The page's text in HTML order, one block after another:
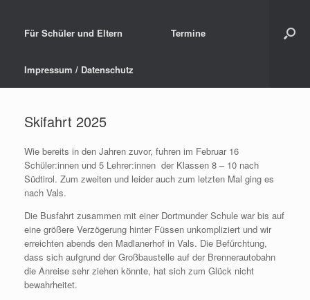
Für Schüler und Eltern Termine
Impressum / Datenschutz
Skifahrt 2025
Wie bereits in den Jahren zuvor, fuhren im Februar 16
Schüler:innen und 5 Lehrer:innen der Klassen 8 – 10 nach
Südtirol. Zum zweiten und leider auch zum letzten Mal ging es
nach Vals.
Die Busfahrt zusammen mit einer Dortmunder Schule war bis auf
eine größere Verzögerung hinter Füssen unkompliziert und wir
erreichten abends den Madlanerhof in Vals. Die Befürchtung,
dass sich aufgrund der Großbaustelle auf der Brennerautobahn
die Anreise sehr ziehen könnte, hat sich zum Glück nicht
bewahrheitet.